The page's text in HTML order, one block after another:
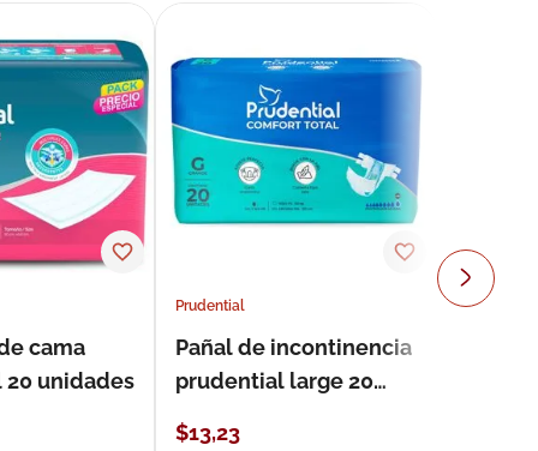
cama
unidades
Prudential
Pañal de incontinencia
prudential large 20
$13,23